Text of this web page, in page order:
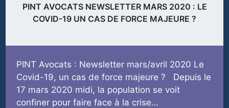
PINT AVOCATS NEWSLETTER MARS 2020 : LE
COVID-19 UN CAS DE FORCE MAJEURE ?
PINT Avocats : Newsletter mars/avril 2020 Le
Covid-19, un cas de force majeure ? Depuis le
17 mars 2020 midi, la population se voit
confiner pour faire face à la crise…